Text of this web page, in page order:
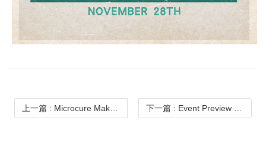
上一篇 : Microcure Makes Memorable Debut at Medica in Germany, Receiving Warm Welcome on Opening Day 下一篇 : Event Preview | Microcure at Arab Health 2025 – We Look Forward to Your Visit